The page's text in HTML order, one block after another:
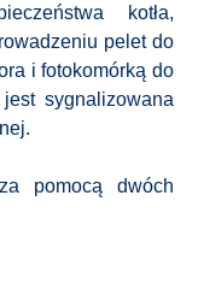
kotła,
pelet do
i fotokomórką do
sygnalizowana
pomocą dwóch